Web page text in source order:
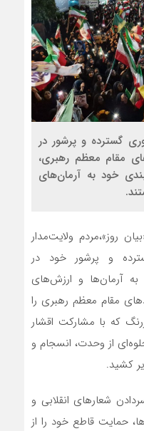
گسترده و پرشور در
مقام معظم رهبری،
خود به آرمان‌های
روز»،مردم ولایت‌مدار
و پرشور خود در
به آرمان‌ها و ارزش‌های
مقام معظم رهبری را
که با مشارکت اقشار
از وحدت، انسجام و
کشید.
شعارهای انقلابی و
حمایت قاطع خود را از